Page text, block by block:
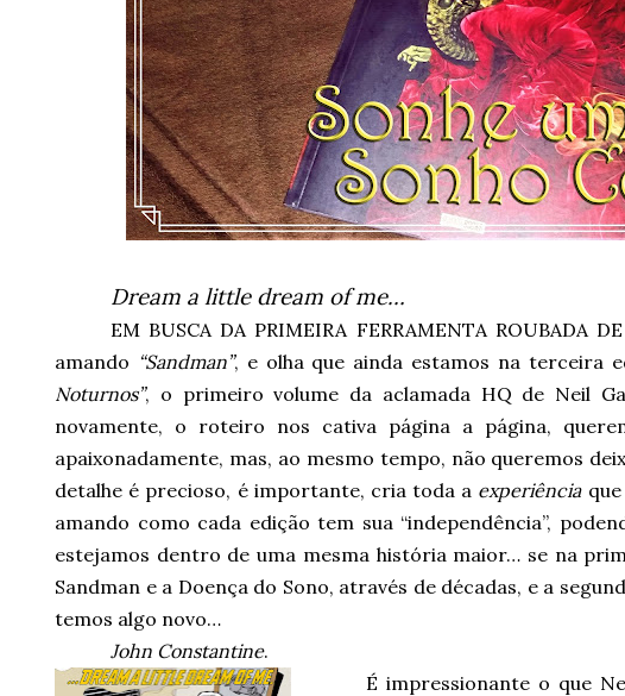
Dream a little dream of me…
EM BUSCA DA PRIMEIRA FERRAMENTA ROUBADA
amando “Sandman”, e olha que ainda estamos na terceira
Noturnos”, o primeiro volume da aclamada HQ de Neil
novamente, o roteiro nos cativa página a página,
apaixonadamente, mas, ao mesmo tempo, não queremos
detalhe é precioso, é importante, cria toda a experiênciaque
amando como cada edição tem sua “independência”,
estejamos dentro de uma mesma história maior… se na
Sandman e a Doença do Sono, através de décadas, e a
temos algo novo…
John Constantine.
É impressionante o que